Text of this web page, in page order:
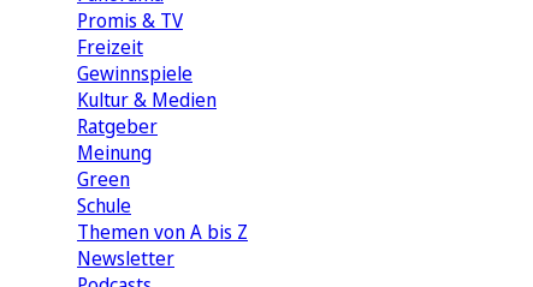
Promis & TV
Freizeit
Gewinnspiele
Kultur & Medien
Ratgeber
Meinung
Green
Schule
Themen von A bis Z
Newsletter